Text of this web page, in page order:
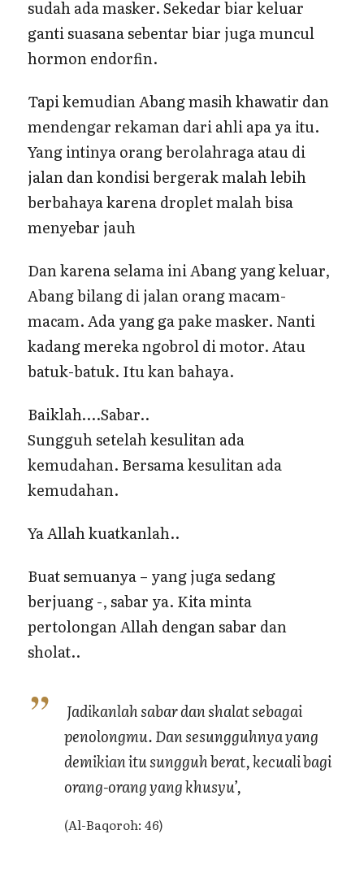
sudah ada masker. Sekedar biar keluar
ganti suasana sebentar biar juga muncul
hormon endorfin.
Tapi kemudian Abang masih khawatir dan
mendengar rekaman dari ahli apa ya itu.
Yang intinya orang berolahraga atau di
jalan dan kondisi bergerak malah lebih
berbahaya karena droplet malah bisa
menyebar jauh
Dan karena selama ini Abang yang keluar,
Abang bilang di jalan orang macam-
macam. Ada yang ga pake masker. Nanti
kadang mereka ngobrol di motor. Atau
batuk-batuk. Itu kan bahaya.
Baiklah….Sabar..
Sungguh setelah kesulitan ada
kemudahan. Bersama kesulitan ada
kemudahan.
Ya Allah kuatkanlah..
Buat semuanya – yang juga sedang
berjuang -, sabar ya. Kita minta
pertolongan Allah dengan sabar dan
sholat..
Jadikanlah sabar dan shalat sebagai
penolongmu. Dan sesungguhnya yang
demikian itu sungguh berat, kecuali bagi
orang-orang yang khusyu’,
(Al-Baqoroh: 46)